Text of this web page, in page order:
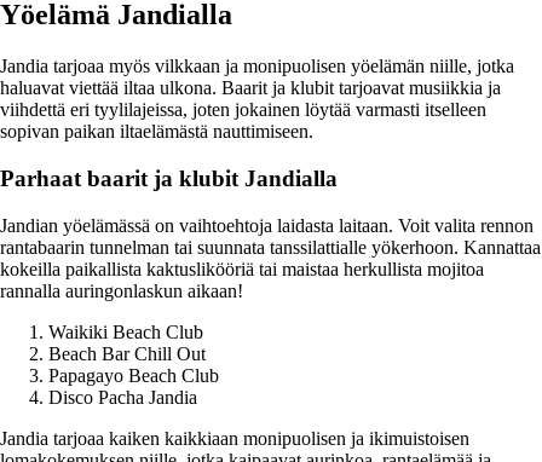
Yöelämä Jandialla
Jandia tarjoaa myös vilkkaan ja monipuolisen yöelämän niille, jotka
haluavat viettää iltaa ulkona. Baarit ja klubit tarjoavat musiikkia ja
viihdettä eri tyylilajeissa, joten jokainen löytää varmasti itselleen
sopivan paikan iltaelämästä nauttimiseen.
Parhaat baarit ja klubit Jandialla
Jandian yöelämässä on vaihtoehtoja laidasta laitaan. Voit valita rennon
rantabaarin tunnelman tai suunnata tanssilattialle yökerhoon. Kannattaa
kokeilla paikallista kaktuslikööriä tai maistaa herkullista mojitoa
rannalla auringonlaskun aikaan!
Waikiki Beach Club
Beach Bar Chill Out
Papagayo Beach Club
Disco Pacha Jandia
Jandia tarjoaa kaiken kaikkiaan monipuolisen ja ikimuistoisen